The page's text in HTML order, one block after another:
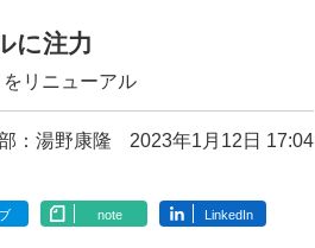
に注力
リニューアル
：湯野康隆 2023年1月12日 17:04
note LinkedIn